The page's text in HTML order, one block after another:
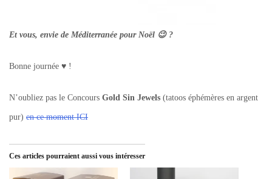
Et vous, envie de Méditerranée pour Noël 😉 ?
Bonne journée ♥ !
N’oubliez pas le Concours Gold Sin Jewels (tatoos éphémères en argent
pur) en ce moment ICI
Ces articles pourraient aussi vous intéresser